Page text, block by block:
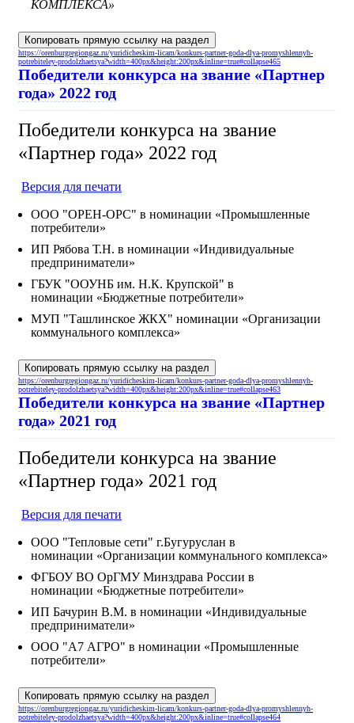
КОМПЛЕКСА»
Копировать прямую ссылку на раздел
https://orenburgregiongaz.ru/yuridicheskim-licam/konkurs-partner-goda-dlya-promyshlennyh-
potrebiteley-prodolzhaetsya?width=400px&height:200px&inline=true#collapse465
Победители конкурса на звание «Партнер
года» 2022 год
Победители конкурса на звание
«Партнер года» 2022 год
Версия для печати
ООО "ОРЕН-ОРС" в номинации «Промышленные
потребители»
ИП Рябова Т.Н. в номинации «Индивидуальные
предприниматели»
ГБУК "ООУНБ им. Н.К. Крупской" в
номинации «Бюджетные потребители»
МУП "Ташлинское ЖКХ" номинации «Организации
коммунального комплекса»
Копировать прямую ссылку на раздел
https://orenburgregiongaz.ru/yuridicheskim-licam/konkurs-partner-goda-dlya-promyshlennyh-
potrebiteley-prodolzhaetsya?width=400px&height:200px&inline=true#collapse463
Победители конкурса на звание «Партнер
года» 2021 год
Победители конкурса на звание
«Партнер года» 2021 год
Версия для печати
ООО "Тепловые сети" г.Бугуруслан в
номинации «Организации коммунального комплекса»
ФГБОУ ВО ОрГМУ Минздрава России в
номинации «Бюджетные потребители»
ИП Бачурин В.М. в номинации «Индивидуальные
предприниматели»
ООО "А7 АГРО" в номинации «Промышленные
потребители»
Копировать прямую ссылку на раздел
https://orenburgregiongaz.ru/yuridicheskim-licam/konkurs-partner-goda-dlya-promyshlennyh-
potrebiteley-prodolzhaetsya?width=400px&height:200px&inline=true#collapse464